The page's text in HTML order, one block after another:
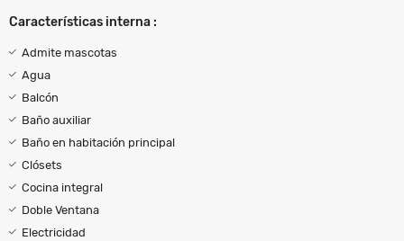
Características interna :
Admite mascotas
Agua
Balcón
Baño auxiliar
Baño en habitación principal
Clósets
Cocina integral
Doble Ventana
Electricidad